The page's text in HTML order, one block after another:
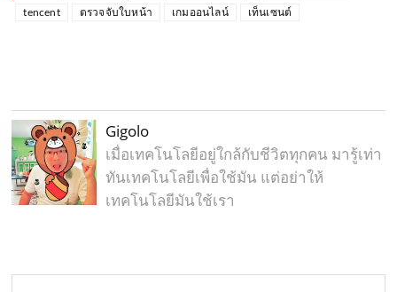
tencent
ตรวจจับใบหน้า เกมออนไลน์ เท็นเซนต์
Gigolo
เมื่อเทคโนโลยีอยู่ใกล้กับชีวิตทุกคน มารู้เท่า
ทันเทคโนโลยีเพื่อใช้มัน แต่อย่าให้
เทคโนโลยีมันใช้เรา